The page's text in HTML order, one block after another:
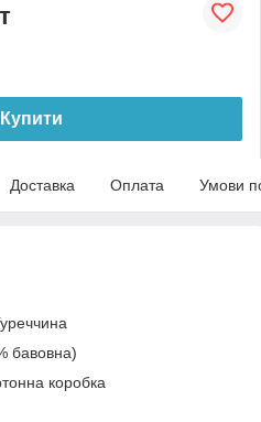
Купити
Доставка Оплата Умови
бавовна)
коробка